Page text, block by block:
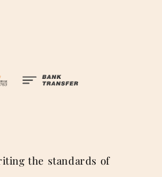
the standards of